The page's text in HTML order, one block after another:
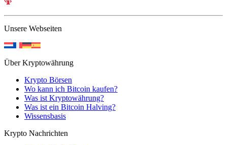
Unsere Webseiten
Über Kryptowährung
Krypto Börsen
Wo kann ich Bitcoin kaufen?
Was ist Kryptowährung?
Was ist ein Bitcoin Halving?
Wissensbasis
Krypto Nachrichten